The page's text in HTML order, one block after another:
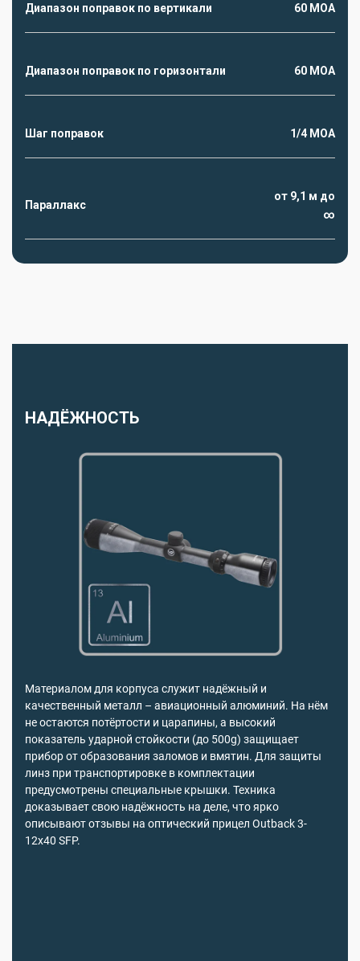
Диапазон поправок по вертикали 60 МОА
Диапазон поправок по горизонтали 60 МОА
Шаг поправок 1/4 MOA
Параллакс
от 9,1 м до
∞
НАДЁЖНОСТЬ
Материалом для корпуса служит надёжный и
качественный металл – авиационный алюминий. На нём
не остаются потёртости и царапины, а высокий
показатель ударной стойкости (до 500g) защищает
прибор от образования заломов и вмятин. Для защиты
линз при транспортировке в комплектации
предусмотрены специальные крышки. Техника
доказывает свою надёжность на деле, что ярко
описывают отзывы на оптический прицел Outback 3-
12x40 SFP.